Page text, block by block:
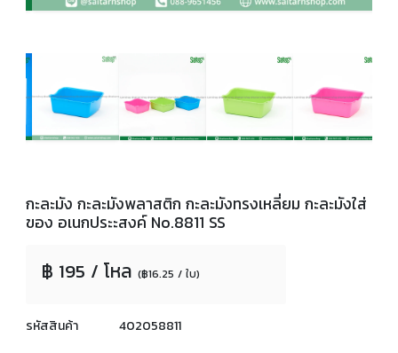
กะละมัง กะละมังพลาสติก กะละมังทรงเหลี่ยม กะละมังใส่
ของ อเนกประะสงค์ No.8811 SS
฿ 195 / โหล (฿16.25 / ใบ)
รหัสสินค้า 402058811